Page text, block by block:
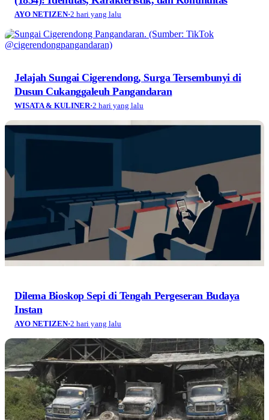
AYO NETIZEN·2 hari yang lalu
Jelajah Sungai Cigerendong, Surga Tersembunyi di
Dusun Cukanggaleuh Pangandaran
WISATA & KULINER·2 hari yang lalu
Dilema Bioskop Sepi di Tengah Pergeseran Budaya
Instan
AYO NETIZEN·2 hari yang lalu